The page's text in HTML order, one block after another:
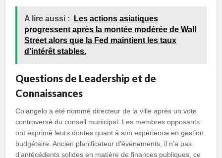
A lire aussi :
Les actions asiatiques
progressent après la montée modérée de Wall
Street alors que la Fed maintient les taux
d'intérêt stables.
Questions de Leadership et de
Connaissances
Colangelo a été nommé directeur de la ville après un vote
controversé du conseil municipal. Les membres opposants
ont exprimé leurs doutes quant à son expérience en gestion
budgétaire. Ancien planificateur d’événements, il n’a pas
d’antécédents solides en matière de finances publiques, ce